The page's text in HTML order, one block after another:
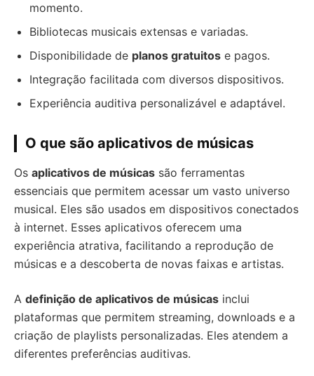
momento.
Bibliotecas musicais extensas e variadas.
Disponibilidade de planos gratuitos e pagos.
Integração facilitada com diversos dispositivos.
Experiência auditiva personalizável e adaptável.
O que são aplicativos de músicas
Os aplicativos de músicas são ferramentas
essenciais que permitem acessar um vasto universo
musical. Eles são usados em dispositivos conectados
à internet. Esses aplicativos oferecem uma
experiência atrativa, facilitando a reprodução de
músicas e a descoberta de novas faixas e artistas.
A definição de aplicativos de músicas inclui
plataformas que permitem streaming, downloads e a
criação de playlists personalizadas. Eles atendem a
diferentes preferências auditivas.